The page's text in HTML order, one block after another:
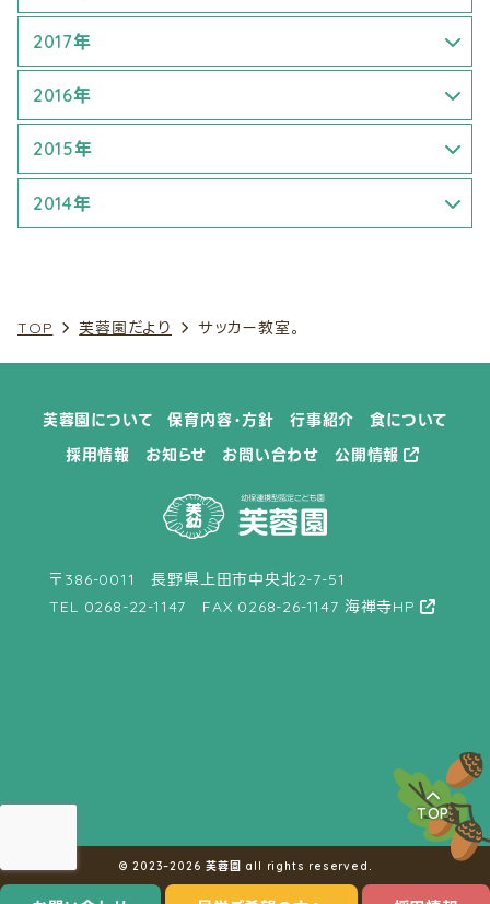
TOP 芙蓉園だより サッカー教室。
8月 (1)
9月 (1)
7月 (3)
8月 (1)
9月 (1)
3月 (3)
4月 (2)
6月 (2)
7月 (3)
9月 (2)
11月 (1)
1月 (1)
4月 (1)
5月 (2)
6月 (3)
7月 (1)
10月 (3)
2017年
1月 (1)
5月 (3)
6月 (3)
11月 (1)
2016年
1月 (1)
5月 (1)
9月 (4)
2015年
7月 (2)
2014年
見学ご希望の方へ
採用情報
TOP
芙蓉園について 保育内容・方針 行事紹介
食について
採用情報
お知らせ お問い合わせ 公開情報
〒386-0011 長野県上田市中央北2-7-51
TEL 0268-22-1147 FAX 0268-26-1147 海禅寺HP
© 2023–2026 芙蓉園 all rights reserved.